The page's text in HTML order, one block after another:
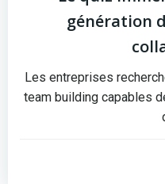
génération
Les entreprises
team building capables